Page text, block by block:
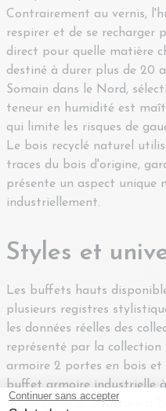
Contrairement au vernis,
respirer et de se recharger
direct pour quelle matière
destiné à durer plus de 20
Somain dans le Nord,
teneur en humidité est
qui limite les risques de
Le bois recyclé naturel
traces du bois d'origine,
présente un aspect unique
industriellement.
Styles et
Les buffets hauts
plusieurs registres
les données réelles des
représenté par la
armoire 2 portes en bois
buffet armoire industrielle
un rangement structuré à